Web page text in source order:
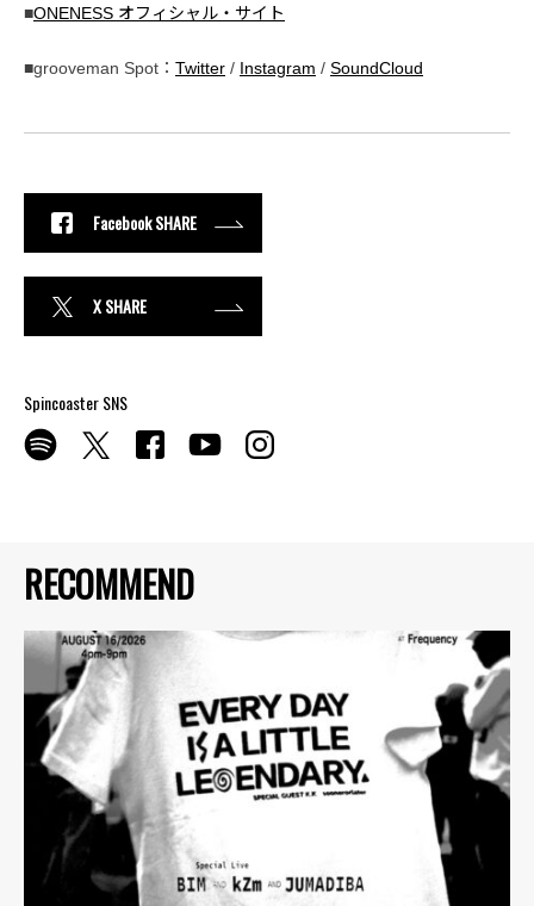
RECOMMEND
■ONENESS オフィシャル・サイト
■grooveman Spot： Twitter / Instagram / SoundCloud
Facebook SHARE
X SHARE
Spincoaster SNS